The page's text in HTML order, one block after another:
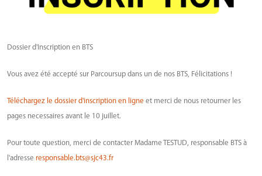
Dossier d'Inscription en BTS
Vous avez été accepté sur Parcoursup dans un de nos BTS, Félicitations !
Téléchargez le dossier d'inscription en ligne et merci de nous retourner les
pages necessaires avant le 10 juillet.
Pour toute question, merci de contacter Madame TESTUD, responsable BTS à
l'adresse responsable.bts@sjc43.fr